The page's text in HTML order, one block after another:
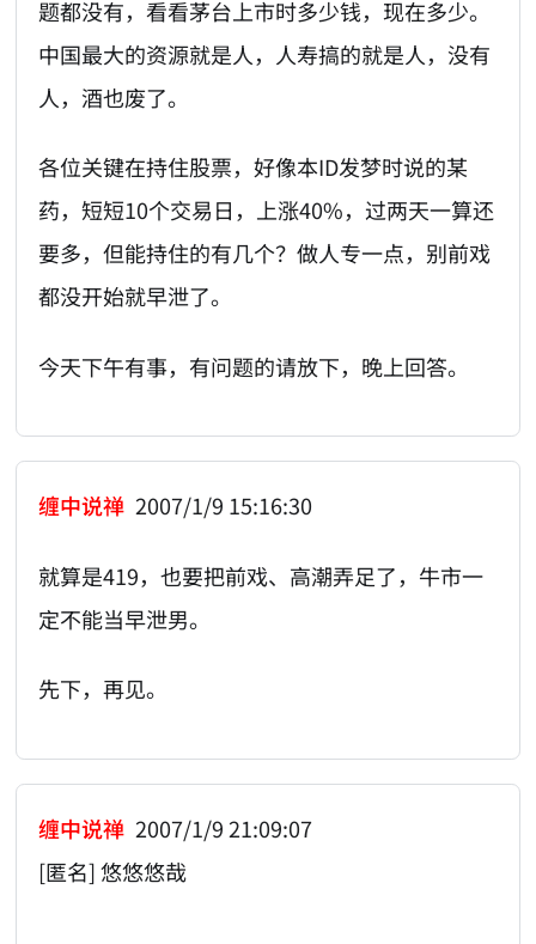
题都没有，看看茅台上市时多少钱，现在多少。
中国最大的资源就是人，人寿搞的就是人，没有
人，酒也废了。
各位关键在持住股票，好像本ID发梦时说的某
药，短短10个交易日，上涨40%，过两天一算还
要多，但能持住的有几个？做人专一点，别前戏
都没开始就早泄了。
今天下午有事，有问题的请放下，晚上回答。
缠中说禅 2007/1/9 15:16:30
就算是419，也要把前戏、高潮弄足了，牛市一
定不能当早泄男。
先下，再见。
缠中说禅 2007/1/9 21:09:07
[匿名] 悠悠悠哉